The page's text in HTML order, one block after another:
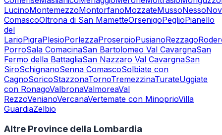
LucinoMontemezzoMontorfanoMozzateMussoNesso
ComascoOltrona di San MametteOrsenigoPeglioPianello
del
LarioPigraPlesioPorlezzaProserpioPusianoRezzago
PorroSala ComacinaSan Bartolomeo Val CavargnaSan
Fermo della BattagliaSan Nazzaro Val CavargnaSan
SiroSchignanoSenna ComascoSolbiate con
CagnoSoricoStazzonaTornoTremezzinaTurateUggiate
con RonagoValbronaValmoreaVal
RezzoVenianoVercanaVertemate con MinoprioVilla
GuardiaZelbio
Altre Province della Lombardia